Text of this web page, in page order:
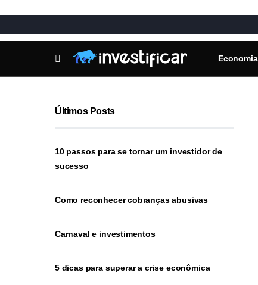
Economia
Últimos Posts
10 passos para se tornar um investidor de
sucesso
Como reconhecer cobranças abusivas
Carnaval e investimentos
5 dicas para superar a crise econômica